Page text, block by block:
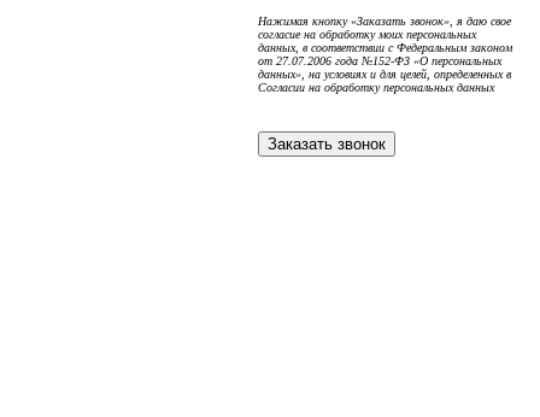
Нажимая кнопку «Заказать звонок», я даю свое
согласие на обработку моих персональных
данных, в соответствии с Федеральным законом
от 27.07.2006 года №152-ФЗ «О персональных
данных», на условиях и для целей, определенных в
Согласии на обработку персональных данных